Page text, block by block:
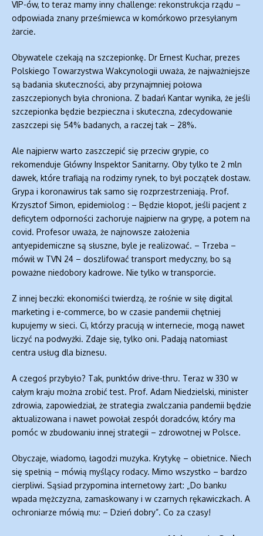
VIP-ów, to teraz mamy inny challenge: rekonstrukcja rządu –
odpowiada znany prześmiewca w komórkowo przesyłanym
żarcie.
Obywatele czekają na szczepionkę. Dr Ernest Kuchar, prezes
Polskiego Towarzystwa Wakcynologii uważa, że najważniejsze
są badania skuteczności, aby przynajmniej połowa
zaszczepionych była chroniona. Z badań Kantar wynika, że jeśli
szczepionka będzie bezpieczna i skuteczna, zdecydowanie
zaszczepi się 54% badanych, a raczej tak – 28%.
Ale najpierw warto zaszczepić się przeciw grypie, co
rekomenduje Główny Inspektor Sanitarny. Oby tylko te 2 mln
dawek, które trafiają na rodzimy rynek, to był początek dostaw.
Grypa i koronawirus tak samo się rozprzestrzeniają. Prof.
Krzysztof Simon, epidemiolog : – Będzie kłopot, jeśli pacjent z
deficytem odporności zachoruje najpierw na grypę, a potem na
covid. Profesor uważa, że najnowsze założenia
antyepidemiczne są słuszne, byle je realizować. – Trzeba –
mówił w TVN 24 – doszlifować transport medyczny, bo są
poważne niedobory kadrowe. Nie tylko w transporcie.
Z innej beczki: ekonomiści twierdzą, że rośnie w siłę digital
marketing i e-commerce, bo w czasie pandemii chętniej
kupujemy w sieci. Ci, którzy pracują w internecie, mogą nawet
liczyć na podwyżki. Zdaje się, tylko oni. Padają natomiast
centra usług dla biznesu.
A czegoś przybyło? Tak, punktów drive-thru. Teraz w 330 w
całym kraju można zrobić test. Prof. Adam Niedzielski, minister
zdrowia, zapowiedział, że strategia zwalczania pandemii będzie
aktualizowana i nawet powołał zespół doradców, który ma
pomóc w zbudowaniu innej strategii – zdrowotnej w Polsce.
Obyczaje, wiadomo, łagodzi muzyka. Krytykę – obietnice. Niech
się spełnią – mówią myślący rodacy. Mimo wszystko – bardzo
cierpliwi. Sąsiad przypomina internetowy żart: „Do banku
wpada mężczyzna, zamaskowany i w czarnych rękawiczkach. A
ochroniarze mówią mu: – Dzień dobry”. Co za czasy!